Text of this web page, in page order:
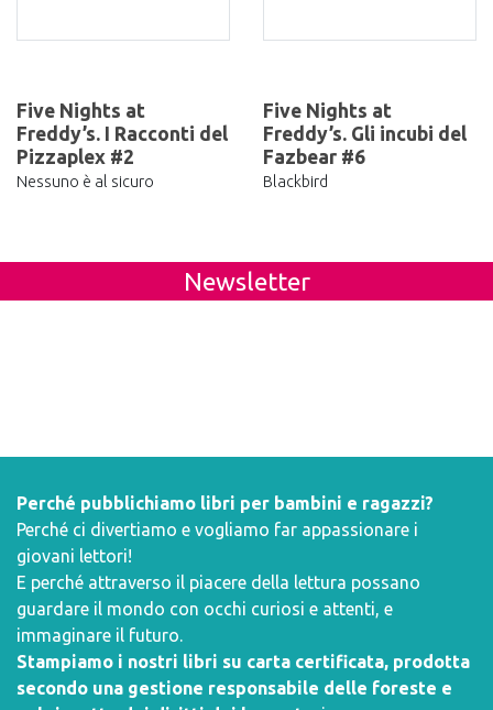
Five Nights at
Freddy’s. I Racconti del
Pizzaplex #2
Nessuno è al sicuro
Five Nights at
Freddy’s. Gli incubi del
Fazbear #6
Blackbird
Newsletter
Perché pubblichiamo libri per bambini e ragazzi?
Perché ci divertiamo e vogliamo far appassionare i
giovani lettori!
E perché attraverso il piacere della lettura possano
guardare il mondo con occhi curiosi e attenti, e
immaginare il futuro.
Stampiamo i nostri libri su carta certificata, prodotta
secondo una gestione responsabile delle foreste e